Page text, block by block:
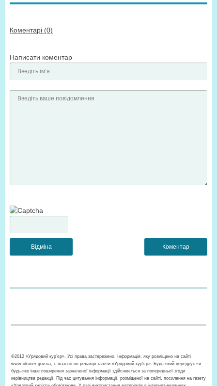
Коментарі (0)
Написати коментар
©2012 «Урядовий кур’єр». Усі права застережено. Інформація, яку розміщено на сайті
www.ukurier.gov.ua, є власністю редакції газети «Урядовий кур'єр». Будь-який передрук чи
будь-яке інше поширення зазначеної інформації здійснюється за попередньої згоди
керівництва редакції. Під час цитування інформації, розміщеної на сайті, посилання на газету